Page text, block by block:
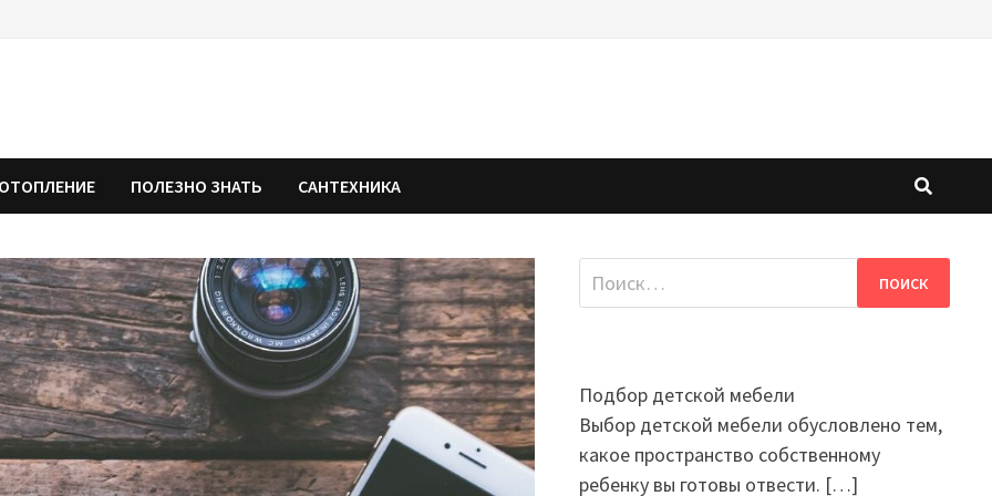
ОТОПЛЕНИЕ ПОЛЕЗНО ЗНАТЬ САНТЕХНИКА
Найти:
Подбор детской мебели
Выбор детской мебели обусловлено тем,
какое пространство собственному
ребенку вы готовы отвести. […]